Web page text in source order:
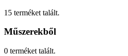
15 terméket talált.
Műszerekből
0 terméket talált.